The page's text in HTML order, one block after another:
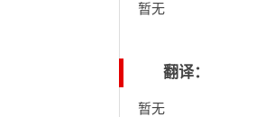
暂无
翻译：
暂无